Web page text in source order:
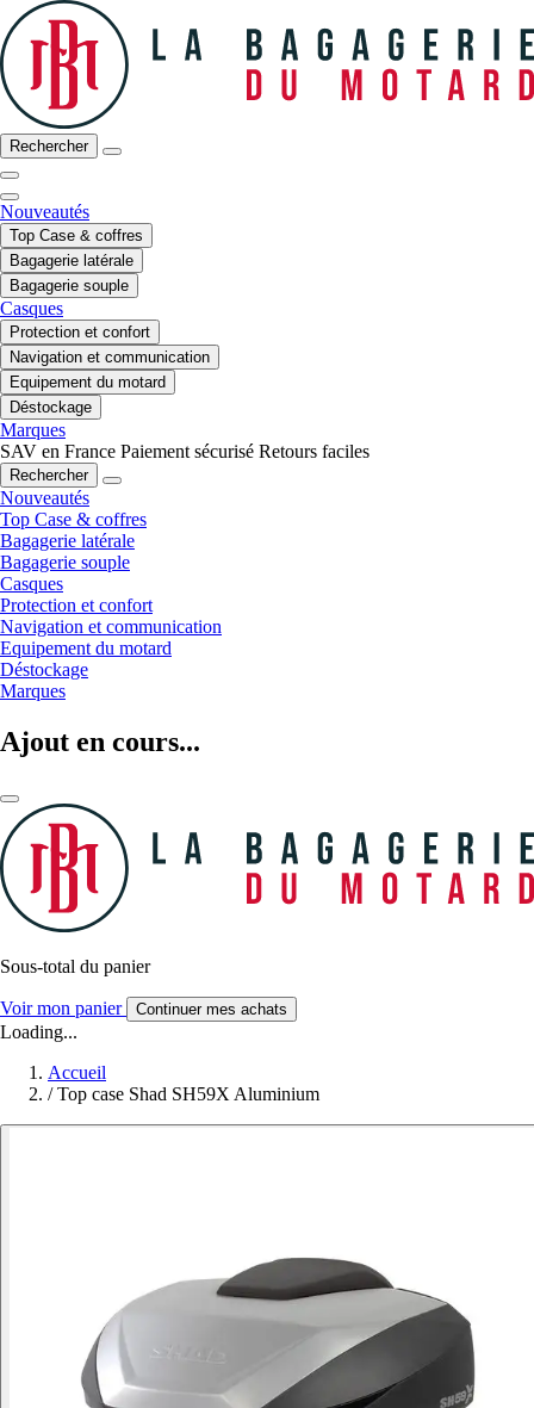
Rechercher
Nouveautés
Top Case & coffres
Bagagerie latérale
Bagagerie souple
Casques
Protection et confort
Navigation et communication
Equipement du motard
Déstockage
Marques
SAV en France Paiement sécurisé Retours faciles
Rechercher
Nouveautés
Top Case & coffres
Bagagerie latérale
Bagagerie souple
Casques
Protection et confort
Navigation et communication
Equipement du motard
Déstockage
Marques
Ajout en cours...
Sous-total du panier
Voir mon panier Continuer mes achats
Loading...
Accueil
/ Top case Shad SH59X Aluminium